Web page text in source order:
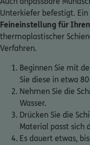
Unterkiefer befestigt.
Feineinstellung für
thermoplastischer
Verfahren.
Beginnen Sie mit
Sie diese in etwa
Nehmen Sie die
Wasser.
Drücken Sie die
Material passt sich
Es dauert etwas,